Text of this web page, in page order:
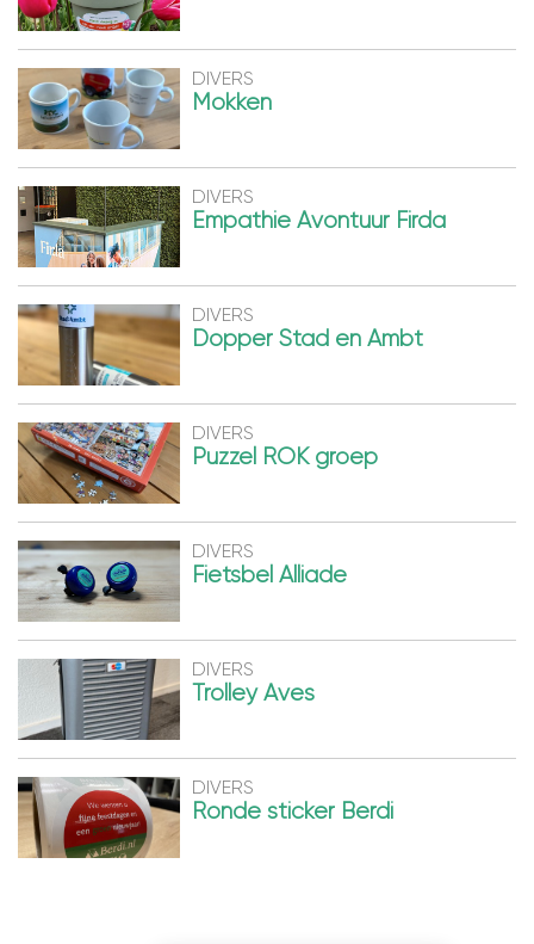
DIVERS
Mokken
DIVERS
Empathie Avontuur Firda
DIVERS
Dopper Stad en Ambt
DIVERS
Puzzel ROK groep
DIVERS
Fietsbel Alliade
DIVERS
Trolley Aves
DIVERS
Ronde sticker Berdi